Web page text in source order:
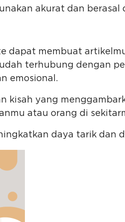
akurat dan berasal
dapat membuat
terhubung dengan
emosional.
kisah yang
atau orang di
daya tarik dan